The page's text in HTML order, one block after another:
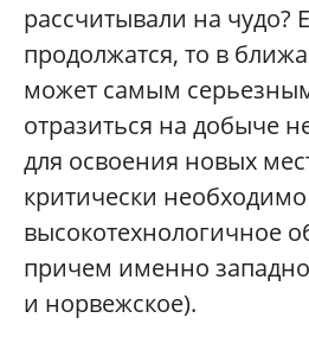
рассчитывали на чудо?
продолжатся, то в
может самым
отразиться на добыче
для освоения новых
критически необходимо
высокотехнологичное
причем именно
и норвежское).